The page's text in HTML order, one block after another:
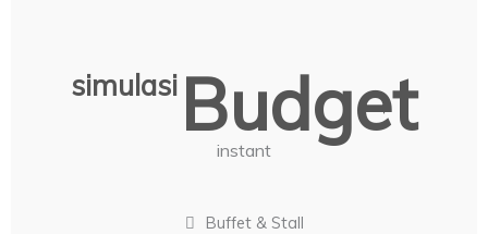
simulasi Budget
instant
Buffet & Stall